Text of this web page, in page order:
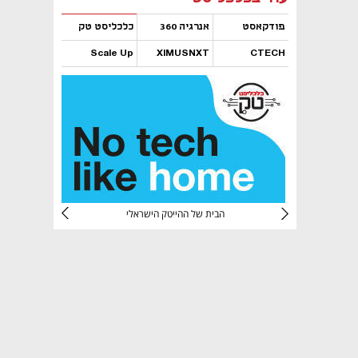
פודקאסט אנרגיה 360 כלכליסט טק
CTECH
XIMUSNXT
Scale Up
נפתח בכרטיסייה חדשה
הבית של ההייטק הישראלי
נפתח בכרטיסייה חדשה